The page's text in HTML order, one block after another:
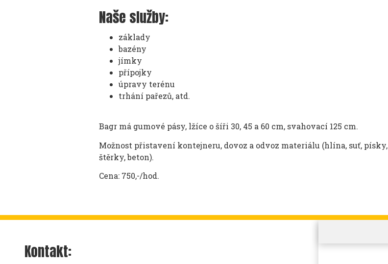
Naše služby:
základy
bazény
jímky
přípojky
úpravy terénu
trhání pařezů, atd.
Bagr má gumové pásy, lžíce o šíři 30, 45 a 60 cm, svahovací 125 cm.
Možnost přistavení kontejneru, dovoz a odvoz materiálu (hlína, suť, písky,
štěrky, beton).
Cena: 750,-/hod.
Kontakt: